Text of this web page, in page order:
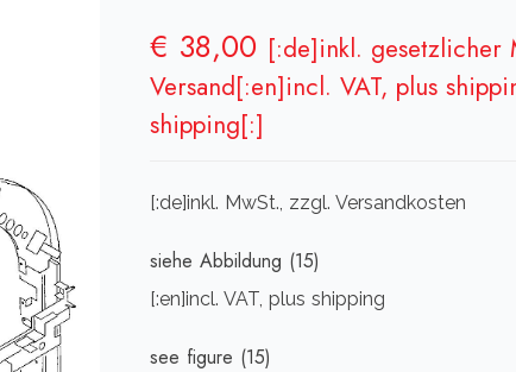
€ 38,00 [:de]inkl. gesetzlicher
Versand[:en]incl. VAT, plus
shipping[:]
[:de]inkl. MwSt., zzgl. Versandkosten
siehe Abbildung (15)
[:en]incl. VAT, plus shipping
see figure (15)